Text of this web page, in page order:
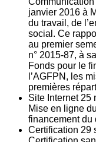
janvier 2016 à
du travail, de
social. Ce
au premier
n° 2015-87, à
Fonds pour le
l’AGFPN, les
premières
Site Internet 25
Mise en ligne
financement du
Certification 29